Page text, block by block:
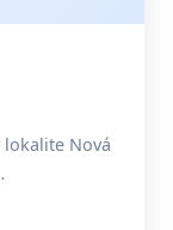
lokalite Nová